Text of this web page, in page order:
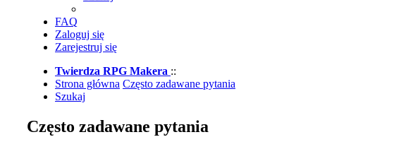
FAQ
Zaloguj się
Zarejestruj się
Twierdza RPG Makera ::
Strona główna Często zadawane pytania
Szukaj
Często zadawane pytania